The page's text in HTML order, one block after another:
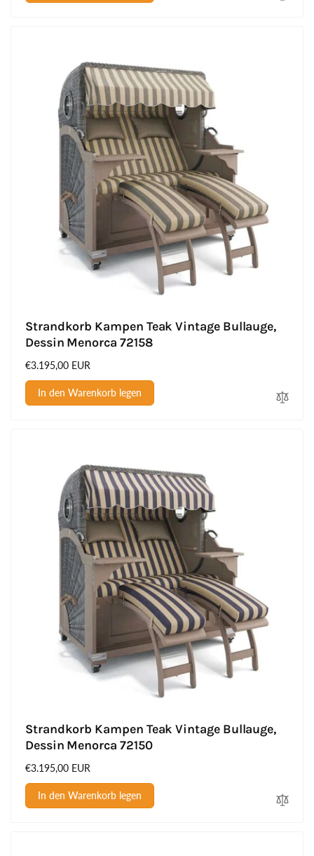
Strandkorb Kampen Teak Vintage Bullauge,
Dessin Menorca 72158
Normaler
Preis
€3.195,00 EUR
In den Warenkorb legen
Strandkorb Kampen Teak Vintage Bullauge,
Dessin Menorca 72150
Normaler
Preis
€3.195,00 EUR
In den Warenkorb legen